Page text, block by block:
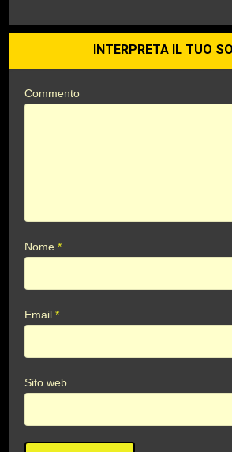
INTERPRETA IL TUO
Commento
Nome*
Email*
Sito web